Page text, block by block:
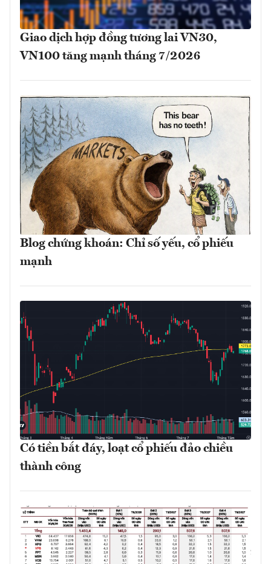
Giao dịch hợp đồng tương lai VN30,
VN100 tăng mạnh tháng 7/2026
Blog chứng khoán: Chỉ số yếu, cổ phiếu
mạnh
Có tiền bắt đáy, loạt cổ phiếu đảo chiều
thành công